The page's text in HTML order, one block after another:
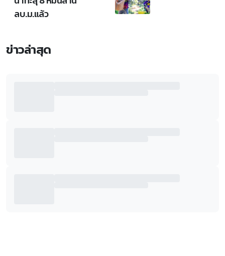
ลบ.ม.แล้ว
ข่าวล่าสุด